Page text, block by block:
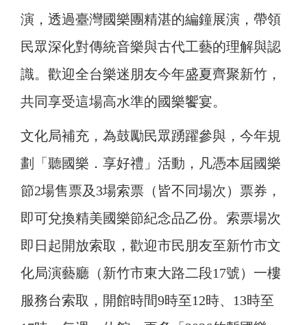
演，透過臺灣國樂團精湛的編鐘展演，帶領
民眾深化對傳統音樂與古代工藝的理解與認
識。歡迎全台樂迷朋友今年盛夏齊聚新竹，
共同享受這場高水準的國樂饗宴。
文化局補充，為鼓勵民眾踴躍參與，今年規
劃「聽國樂．享好禮」活動，凡憑本屆國樂
節2場售票及3場索票（皆不同場次）票券，
即可兌換精美國樂節紀念品乙份。索票場次
即日起開放索取，歡迎市民朋友至新竹市文
化局演藝廳（新竹市東大路二段17號）一樓
服務台索取，開館時間9時至12時、13時至